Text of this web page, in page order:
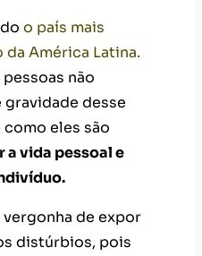
o país mais
América Latina.
não
desse
eles são
a vida pessoal e
de expor
distúrbios, pois